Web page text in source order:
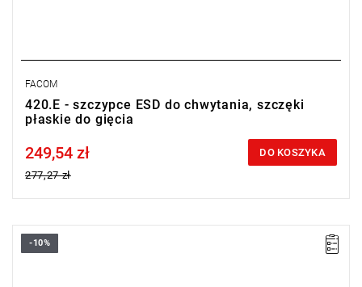
FACOM
420.E - szczypce ESD do chwytania, szczęki
płaskie do gięcia
Price tax included
249,54 zł
277,27 zł
DO KOSZYKA
Ø CuNi: 0,1 - 0,7 mm
-10%